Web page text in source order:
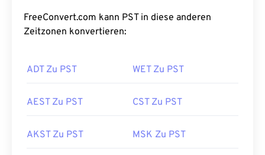
FreeConvert.com kann PST in diese anderen
Zeitzonen konvertieren:
ADT Zu PST WET Zu PST
AEST Zu PST CST Zu PST
AKST Zu PST MSK Zu PST